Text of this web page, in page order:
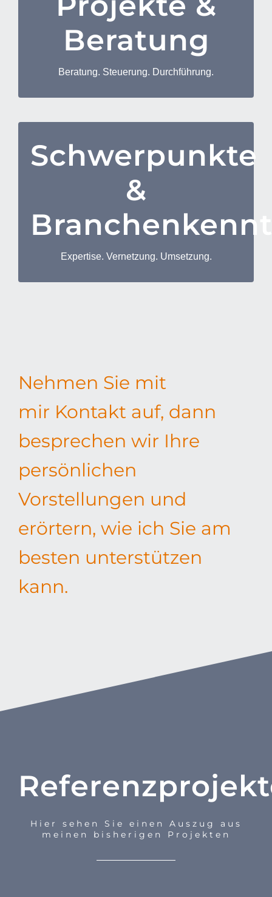
Hospitality
Individuelle Planung und Begleitung von
Weingütern (vor allem Toskana)
Reisen)
Beratung
Beratung. Steuerung. Durchführung.
Koordination von Projektplänen und
Dokumentationen
Stakeholdern
Kennzahlenbestimmung
Einhalten und Steuerung von Zeitplänen
Controlling bei Lieferanten
Schwerpunkte
&
Expertise. Vernetzung. Umsetzung.
Schwerpunkte | Branchenkenntnisse
Finanzielle Zusammenarbeit (FZ)
Entwicklungsbanken
Natur- und Umweltschutzkonzepte
Nachhaltigkeitsberatung für Unternehmen
Entwicklungsfinanzierung
Nehmen Sie mit
mir Kontakt auf, dann
besprechen wir Ihre
persönlichen
Vorstellungen und
erörtern, wie ich Sie am
besten unterstützen
kann.
Hier sehen Sie einen Auszug aus
meinen bisherigen Projekten